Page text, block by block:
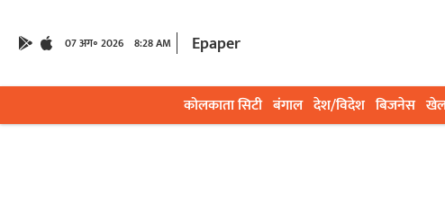
07 अग॰ 2026 8:28 AM Epaper
कोलकाता सिटी बंगाल देश/विदेश बिजनेस